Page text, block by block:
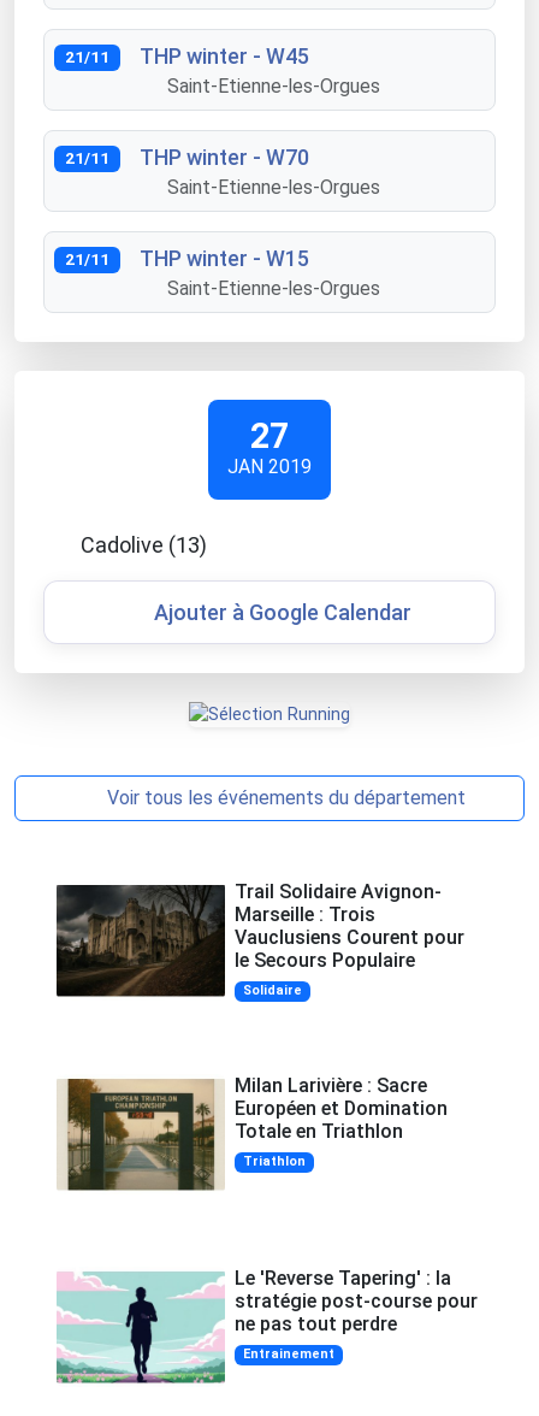
21/11 THP winter - W45
Saint-Etienne-les-Orgues
21/11 THP winter - W70
Saint-Etienne-les-Orgues
21/11 THP winter - W15
Saint-Etienne-les-Orgues
27
JAN 2019
Cadolive (13)
Ajouter à Google Calendar
Voir tous les événements du département
Trail Solidaire Avignon-
Marseille : Trois
Vauclusiens Courent pour
le Secours Populaire
Solidaire
Milan Larivière : Sacre
Européen et Domination
Totale en Triathlon
Triathlon
Le 'Reverse Tapering' : la
stratégie post-course pour
ne pas tout perdre
Entrainement